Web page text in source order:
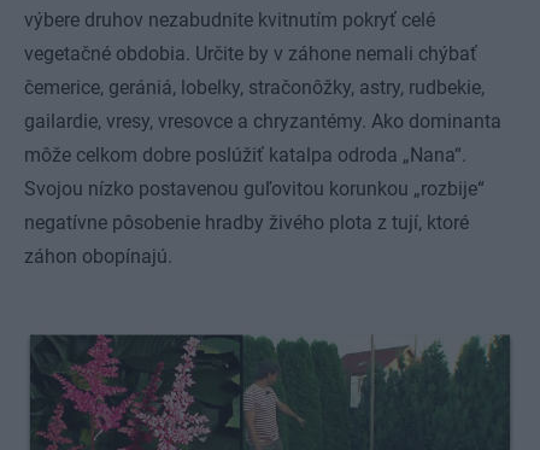
výbere druhov nezabudnite kvitnutím pokryť celé
vegetačné obdobia. Určite by v záhone nemali chýbať
čemerice, gerániá, lobelky, stračonôžky, astry, rudbekie,
gailardie, vresy, vresovce a chryzantémy. Ako dominanta
môže celkom dobre poslúžiť katalpa odroda „Nana“.
Svojou nízko postavenou guľovitou korunkou „rozbije“
negatívne pôsobenie hradby živého plota z tují, ktoré
záhon obopínajú.